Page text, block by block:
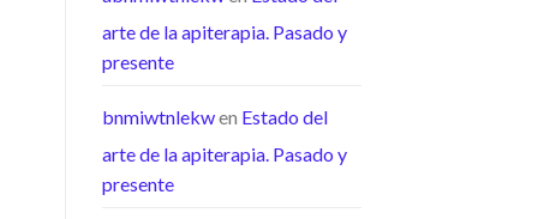
arte de la apiterapia. Pasado y
presente
bnmiwtnlekwen Estado del
arte de la apiterapia. Pasado y
presente